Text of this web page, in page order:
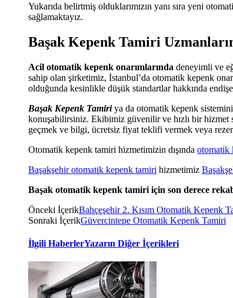
Yukarıda belirtmiş olduklarımızın yanı sıra yeni
sağlamaktayız.
Başak Kepenk Tamiri
Acil otomatik kepenk onarımlarında deneyimli ve
sahip olan şirketimiz, İstanbul’da otomatik kepenk
olduğunda kesinlikle düşük standartlar hakkında
Başak Kepenk Tamiriya da otomatik kepenk
konuşabilirsiniz. Ekibimiz güvenilir ve hızlı bir hizmet
geçmek ve bilgi, ücretsiz fiyat teklifi vermek veya
Otomatik kepenk tamiri hizmetimizin dışında otomatik
Başakşehir otomatik kepenk tamiri hizmetimiz
Başak otomatik kepenk tamiri için son derece
Önceki İçerikBahçeşehir 2. Kısım Otomatik Kepenk
Sonraki İçerikGüvercintepe Otomatik Kepenk Tamiri
İlgili HaberlerYazarın Diğer İçerikleri